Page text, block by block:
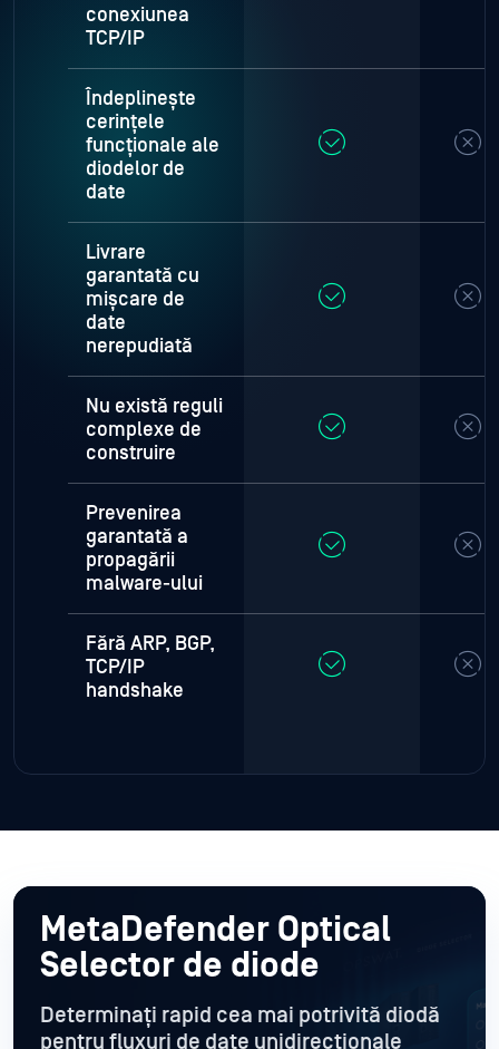
conexiunea
TCP/IP
Îndeplinește
cerințele
funcționale ale
diodelor de
date
Livrare
garantată cu
mișcare de
date
nerepudiată
Nu există reguli
complexe de
construire
Prevenirea
garantată a
propagării
malware-ului
Fără ARP, BGP,
TCP/IP
handshake
MetaDefender Optical
Selector de diode
Determinați rapid cea mai potrivită diodă
pentru fluxuri de date unidirecționale